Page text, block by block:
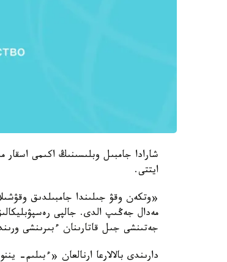
شارادا جامبىل وبلىسىنىڭ اكىمى
ايتتى.
مەدال جەڭىپ الدى. جالپى
جەتىنشى جىل قاتارىنان ءبىرىنشى
دارىندى بالالارعا ارنالعان «ءبىلىم-